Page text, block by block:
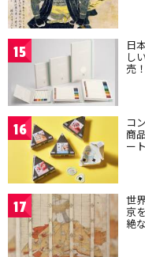
15 日
し
売！
16 コ
商
ー
17 世
京
絶